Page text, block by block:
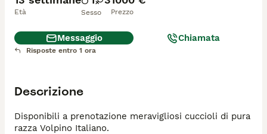
Età Sesso Prezzo
Messaggio Chiamata
Risposte entro 1 ora
Descrizione
Disponibili a prenotazione meravigliosi cuccioli di pura
razza Volpino Italiano.